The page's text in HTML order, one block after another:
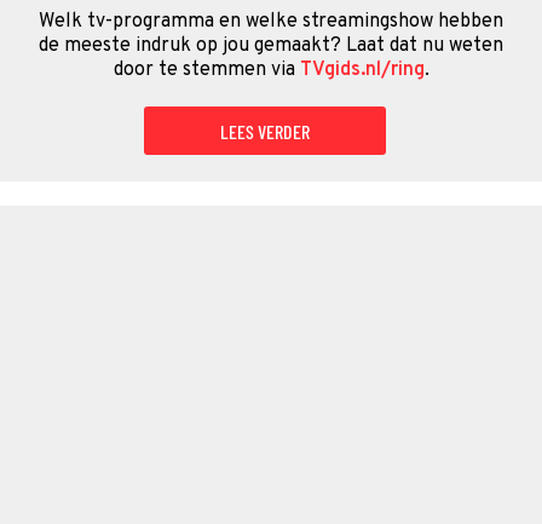
Welk tv-programma en welke streamingshow hebben
de meeste indruk op jou gemaakt? Laat dat nu weten
door te stemmen via TVgids.nl/ring.
LEES VERDER